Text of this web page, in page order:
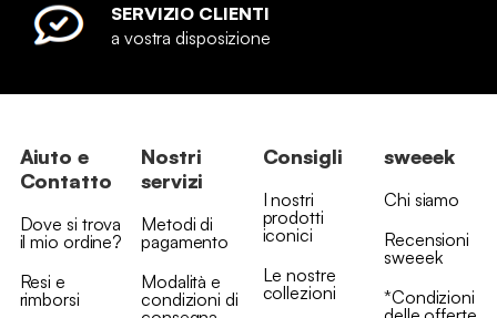
SERVIZIO CLIENTI
a vostra disposizione
Aiuto e
Contatto
Dove si trova
il mio ordine?
Resi e
rimborsi
Nostri
servizi
Metodi di
pagamento
Modalità e
condizioni di
Consigli
I nostri
prodotti
iconici
Le nostre
collezioni
sweeek
Chi siamo
Recensioni
sweeek
*Condizioni